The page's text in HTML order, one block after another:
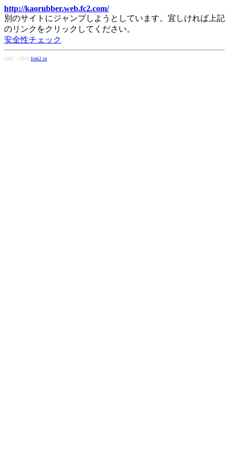
http://kaorubber.web.fc2.com/
別のサイトにジャンプしようとしています。宜しければ上記
のリンクをクリックしてください。
安全性チェック
2007 - 2026 link2.in